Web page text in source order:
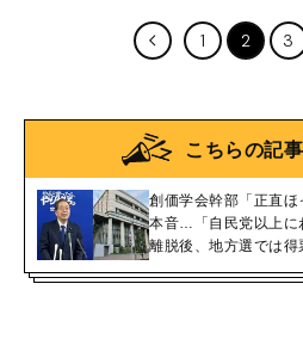
1 2 3
こちらの記
創価学会幹部「正直
本音…「自民党以上に
離脱後、地方選では得